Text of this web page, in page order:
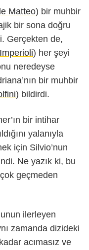
Matteo) bir muhbir
bir sona doğru
Gerçekten de,
) her şeyi
neredeyse
bir muhbir
) bildirdi.
bir intihar
yalanıyla
için Silvio’nun
Ne yazık ki, bu
geçmeden
ilerleyen
zamanda dizideki
acımasız ve